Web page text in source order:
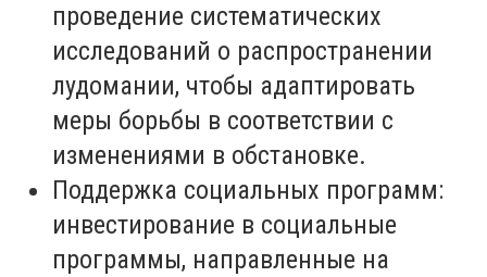
проведение систематических
исследований о распространении
лудомании, чтобы адаптировать
меры борьбы в соответствии с
изменениями в обстановке.
Поддержка социальных программ:
инвестирование в социальные
программы, направленные на